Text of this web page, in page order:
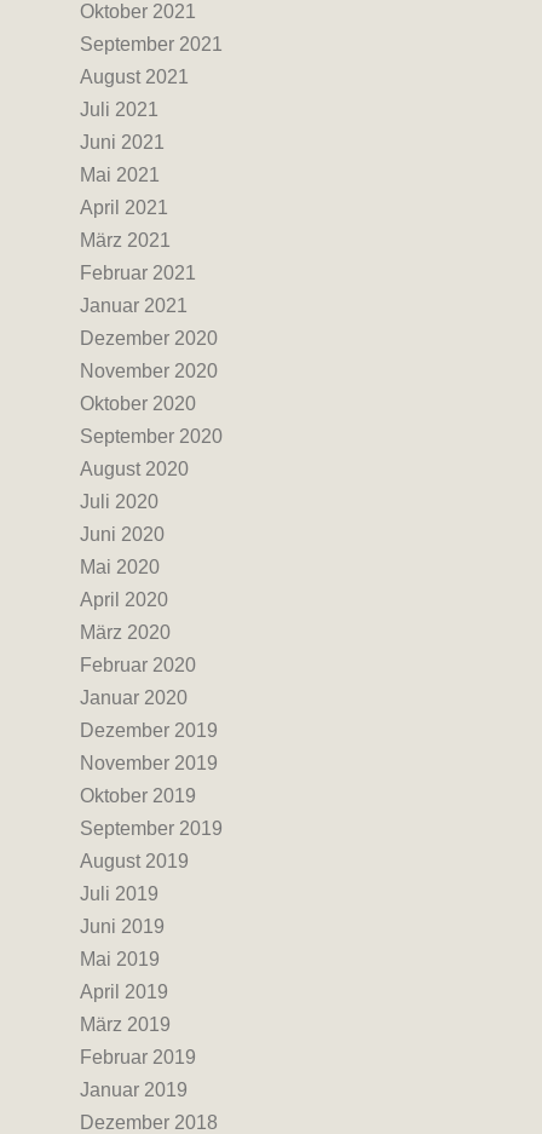
Oktober 2021
September 2021
August 2021
Juli 2021
Juni 2021
Mai 2021
April 2021
März 2021
Februar 2021
Januar 2021
Dezember 2020
November 2020
Oktober 2020
September 2020
August 2020
Juli 2020
Juni 2020
Mai 2020
April 2020
März 2020
Februar 2020
Januar 2020
Dezember 2019
November 2019
Oktober 2019
September 2019
August 2019
Juli 2019
Juni 2019
Mai 2019
April 2019
März 2019
Februar 2019
Januar 2019
Dezember 2018